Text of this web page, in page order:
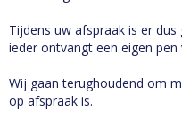
Tijdens uw afspraak is er
ieder ontvangt een eigen
Wij gaan terughoudend om
op afspraak is.